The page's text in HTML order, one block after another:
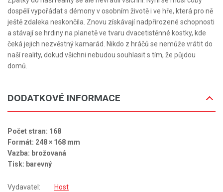
dospělí vypořádat s démony v osobním životě i ve hře, která pro ně
ještě zdaleka neskončila. Znovu získávají nadpřirozené schopnosti
a stávají se hrdiny na planetě ve tvaru dvacetistěnné kostky, kde
čeká jejich nezvěstný kamarád. Nikdo z hráčů se nemůže vrátit do
naší reality, dokud všichni nebudou souhlasit s tím, že půjdou
domů.
DODATKOVÉ INFORMACE
Počet stran: 168
Formát: 248 × 168 mm
Vazba: brožovaná
Tisk: barevný
Vydavatel: Host